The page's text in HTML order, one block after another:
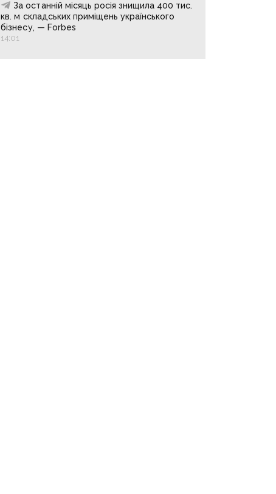
За останній місяць росія знищила 400 тис.
кв. м складських приміщень українського
бізнесу, — Forbes
14:01